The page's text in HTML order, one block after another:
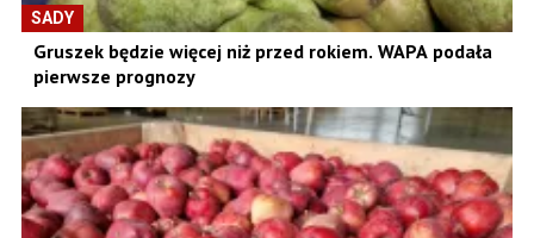
SADY
Gruszek będzie więcej niż przed rokiem. WAPA podała
pierwsze prognozy